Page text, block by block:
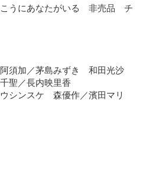
うにあなたがいる　非売品　チ
須加／茅島みずき　和田光沙
聖／長内映里香
シンスケ　森優作／濱田マリ